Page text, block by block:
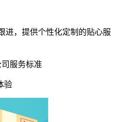
进，提供个性化定制的贴心服
司服务标准
验